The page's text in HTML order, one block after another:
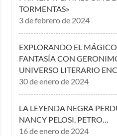
TORMENTAS»
3 de febrero de 2024
EXPLORANDO EL
FANTASÍA CON
UNIVERSO LITERARIO
30 de enero de 2024
LA LEYENDA NEGRA
NANCY PELOSI, PETRO…
16 de enero de 2024